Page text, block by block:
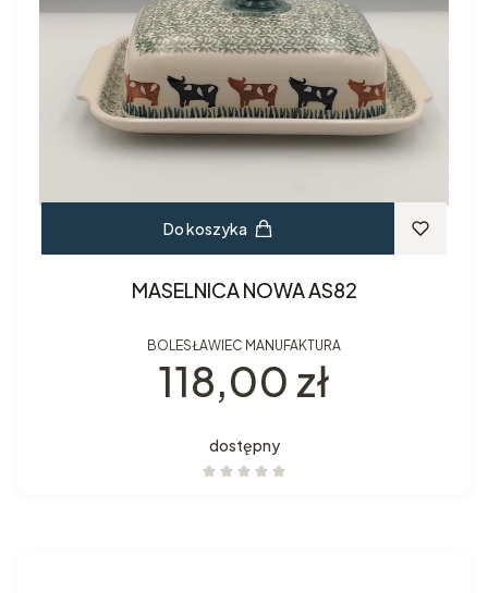
Do koszyka
MASELNICA NOWA AS82
BOLESŁAWIEC MANUFAKTURA
Cena
118,00 zł
dostępny